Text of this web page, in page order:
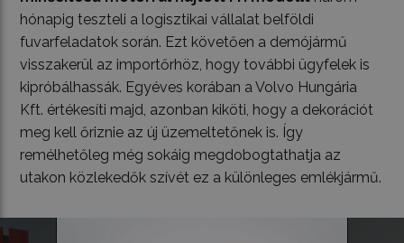
hónapig teszteli a logisztikai vállalat belföldi
fuvarfeladatok során. Ezt követően a demójármű
visszakerül az importőrhöz, hogy további ügyfelek is
kipróbálhassák. Egyéves korában a Volvo Hungária
Kft. értékesíti majd, azonban kiköti, hogy a dekorációt
meg kell őriznie az új üzemeltetőnek is. Így
remélhetőleg még sokáig megdobogtathatja az
utakon közlekedők szívét ez a különleges emlékjármű.